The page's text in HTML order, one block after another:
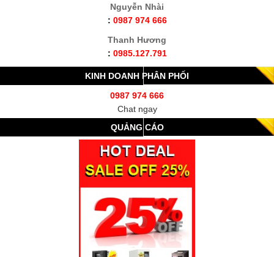
Nguyễn Nhài
: 0987 974 666
Thanh Hương
: 0985.127.791
KINH DOANH PHÂN PHỐI
0987 974 666
Chat ngay
QUẢNG CÁO